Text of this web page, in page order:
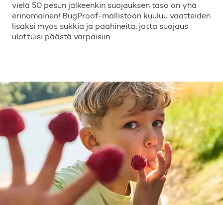
vielä 50 pesun jälkeenkin suojauksen taso on yhä
erinomainen! BugProof-mallistoon kuuluu vaatteiden
lisäksi myös sukkia ja päähineitä, jotta suojaus
ulottuisi päästä varpaisiin.